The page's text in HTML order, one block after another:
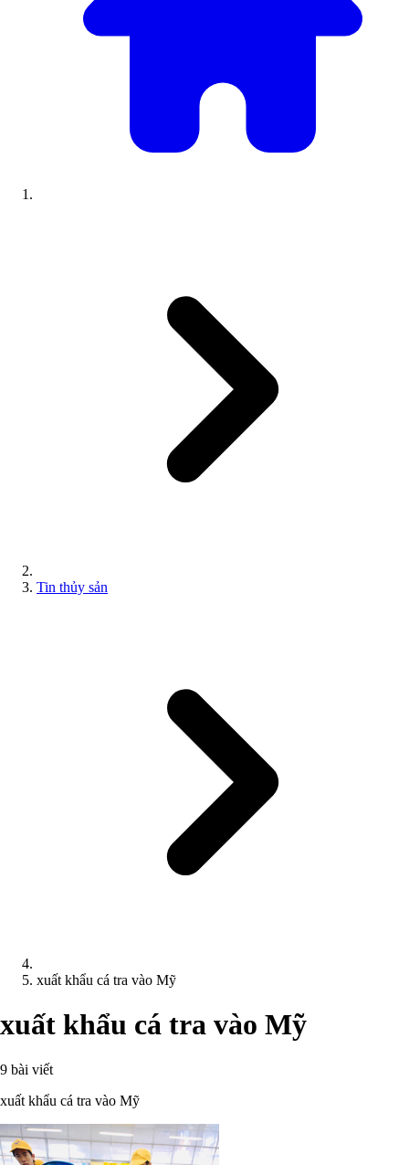
Tin thủy sản
xuất khẩu cá tra vào Mỹ
xuất khẩu cá tra vào Mỹ
9 bài viết
xuất khẩu cá tra vào Mỹ